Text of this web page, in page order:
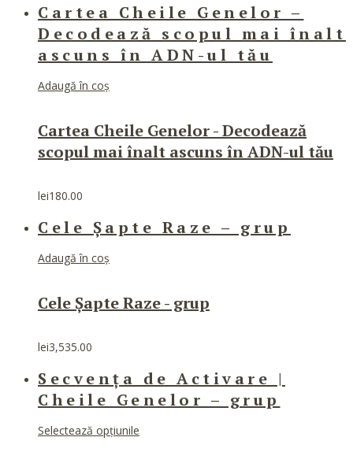
Cartea Cheile Genelor –
Decodează scopul mai înalt
ascuns în ADN-ul tău
Adaugă în coș
Cartea Cheile Genelor - Decodează
scopul mai înalt ascuns în ADN-ul tău
lei180.00
Cele Șapte Raze – grup
Adaugă în coș
Cele Șapte Raze - grup
lei3,535.00
Secvența de Activare |
Cheile Genelor – grup
Selectează opțiunile